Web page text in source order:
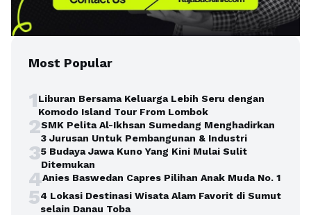
Most Popular
1Liburan Bersama Keluarga Lebih Seru dengan
Komodo Island Tour From Lombok
2SMK Pelita Al-Ikhsan Sumedang Menghadirkan
3 Jurusan Untuk Pembangunan & Industri
35 Budaya Jawa Kuno Yang Kini Mulai Sulit
Ditemukan
4Anies Baswedan Capres Pilihan Anak Muda No. 1
54 Lokasi Destinasi Wisata Alam Favorit di Sumut
selain Danau Toba